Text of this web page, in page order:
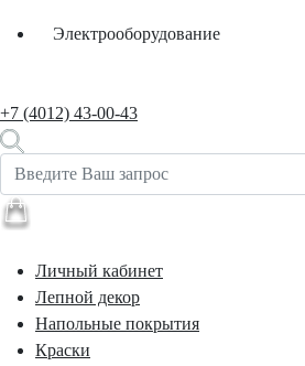
Электрооборудование
+7 (4012) 43-00-43
Личный кабинет
Лепной декор
Напольные покрытия
Краски